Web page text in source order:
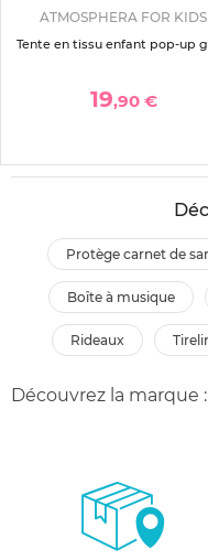
ATMOSPHERA FOR KIDS
Tente en tissu enfant pop-up
19,90 €
protège carnet de
boîte à musique
rideaux
Découvrez la marque :